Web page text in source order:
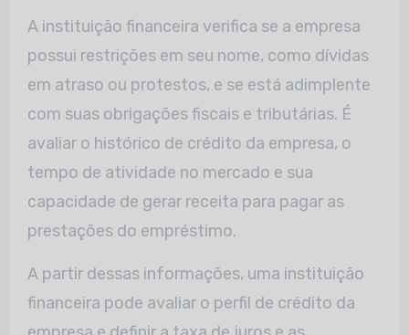
A instituição financeira verifica se a empresa
possui restrições em seu nome, como dívidas
em atraso ou protestos, e se está adimplente
com suas obrigações fiscais e tributárias. É
avaliar o histórico de crédito da empresa, o
tempo de atividade no mercado e sua
capacidade de gerar receita para pagar as
prestações do empréstimo.
A partir dessas informações, uma instituição
financeira pode avaliar o perfil de crédito da